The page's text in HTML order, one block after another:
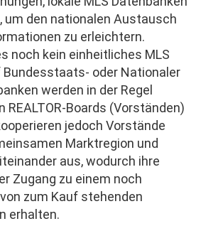
um den nationalen Austausch
zu erleichtern.
noch kein einheitliches MLS
Bundesstaats- oder Nationaler
werden in der Regel
REALTOR-Boards (Vorständen)
jedoch Vorstände
Marktregion und
aus, wodurch ihre
Zugang zu einem noch
zum Kauf stehenden
erhalten.